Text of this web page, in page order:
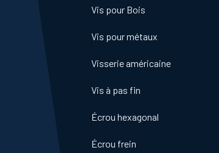
Vis pour Bois
Vis pour métaux
Visserie américaine
Vis à pas fin
Écrou hexagonal
Écrou frein